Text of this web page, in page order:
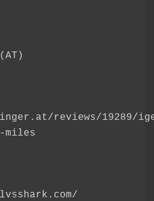
reviews/19289/
miles